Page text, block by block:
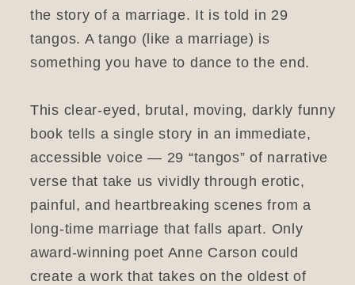
the story of a marriage. It is told in 29
tangos. A tango (like a marriage) is
something you have to dance to the end.
This clear-eyed, brutal, moving, darkly funny
book tells a single story in an immediate,
accessible voice — 29 “tangos” of narrative
verse that take us vividly through erotic,
painful, and heartbreaking scenes from a
long-time marriage that falls apart. Only
award-winning poet Anne Carson could
create a work that takes on the oldest of